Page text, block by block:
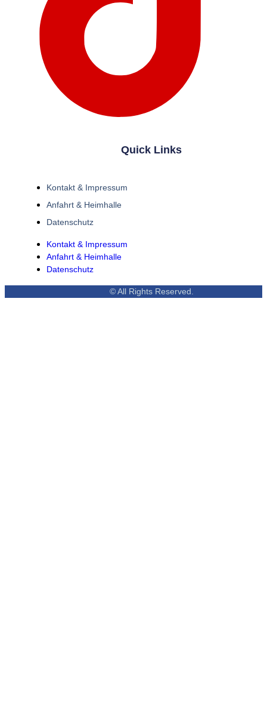
Quick Links
Kontakt & Impressum
Anfahrt & Heimhalle
Datenschutz
Kontakt & Impressum
Anfahrt & Heimhalle
Datenschutz
© All Rights Reserved.